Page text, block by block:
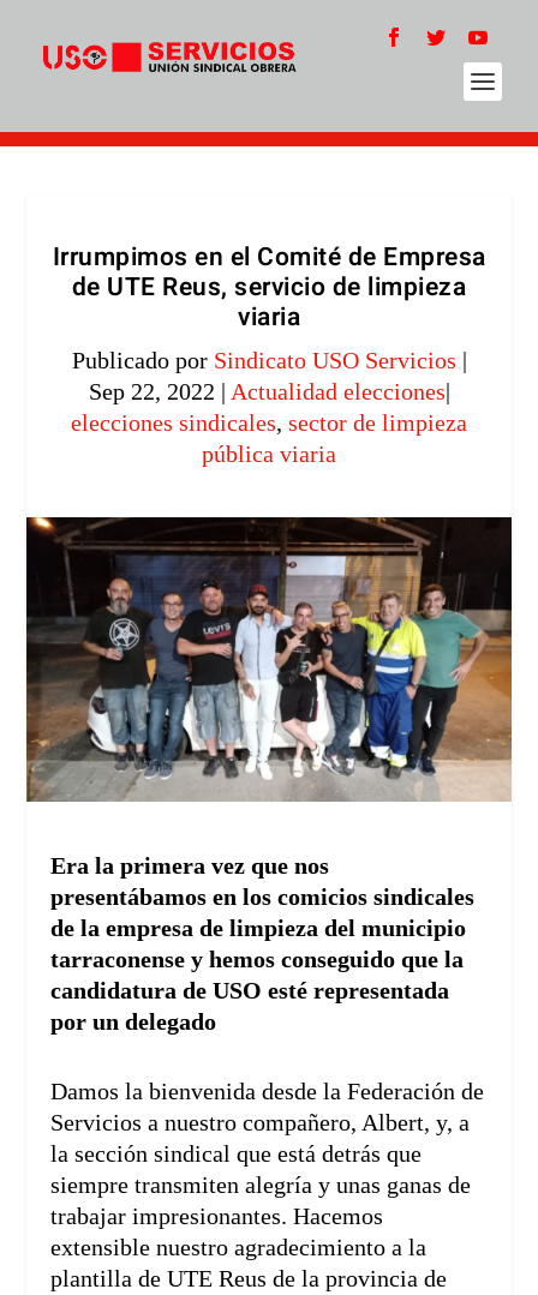
Irrumpimos en el Comité de Empresa
de UTE Reus, servicio de limpieza
viaria
Publicado por Sindicato USO Servicios |
Sep 22, 2022 | Actualidad elecciones|
elecciones sindicales, sector de limpieza
pública viaria
Era la primera vez que nos
presentábamos en los comicios sindicales
de la empresa de limpieza del municipio
tarraconense y hemos conseguido que la
candidatura de USO esté representada
por un delegado
Damos la bienvenida desde la Federación de
Servicios a nuestro compañero, Albert, y, a
la sección sindical que está detrás que
siempre transmiten alegría y unas ganas de
trabajar impresionantes. Hacemos
extensible nuestro agradecimiento a la
plantilla de UTE Reus de la provincia de